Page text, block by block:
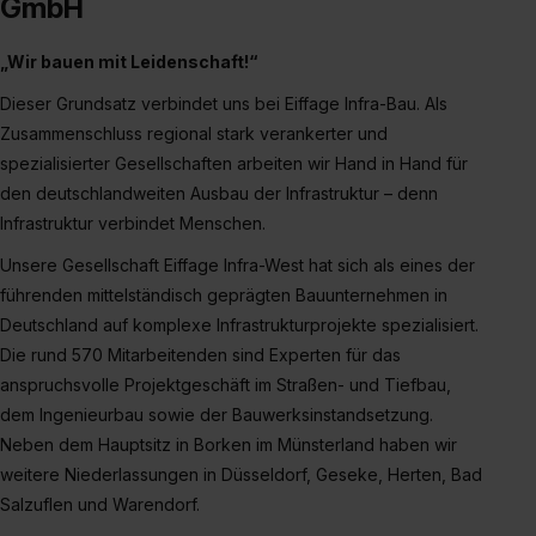
der Kategorien „Präferenzen“, „Statistiken“ und „Social
Media und Marketing“ umfasst hierbei die Einwilligung
S. 1 lit. a) DS-GVO). Die USA verfügen über kein
angemessenes Datenschutzniveau (EuGH – Schrems
II). Du kannst die von dir erteilte Einwilligung jederzeit mit
Wirkung für die Zukunft ganz oder teilweise über unsere
Datenschutzerklärung unter dem Punkt „Datenschutz-
Einstellungen“ widerrufen. Weitere Informationen zu den
zeigen“. Weitere Informationen:
GmbH
„Wir bauen mit Leidenschaft!“
Dieser Grundsatz verbindet uns bei Eiffage Infra-Bau. Als
Zusammenschluss regional stark verankerter und
spezialisierter Gesellschaften arbeiten wir Hand in Hand für
den deutschlandweiten Ausbau der Infrastruktur – denn
Infrastruktur verbindet Menschen.
Unsere Gesellschaft Eiffage Infra-West hat sich als eines der
führenden mittelständisch geprägten Bauunternehmen in
Deutschland auf komplexe Infrastrukturprojekte spezialisiert.
Die rund 570 Mitarbeitenden sind Experten für das
anspruchsvolle Projektgeschäft im Straßen- und Tiefbau,
dem Ingenieurbau sowie der Bauwerksinstandsetzung.
Neben dem Hauptsitz in Borken im Münsterland haben wir
weitere Niederlassungen in Düsseldorf, Geseke, Herten, Bad
Salzuflen und Warendorf.